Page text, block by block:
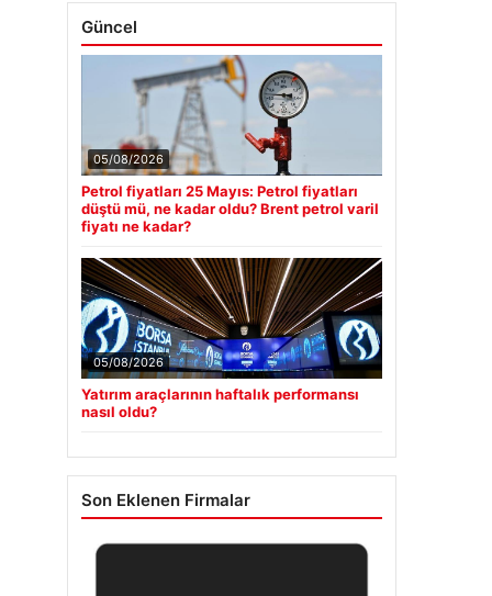
Güncel
05/08/2026
Petrol fiyatları 25 Mayıs: Petrol fiyatları
düştü mü, ne kadar oldu? Brent petrol varil
fiyatı ne kadar?
05/08/2026
Yatırım araçlarının haftalık performansı
nasıl oldu?
Son Eklenen Firmalar